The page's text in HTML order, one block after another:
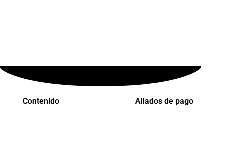
Contenido Aliados de pago